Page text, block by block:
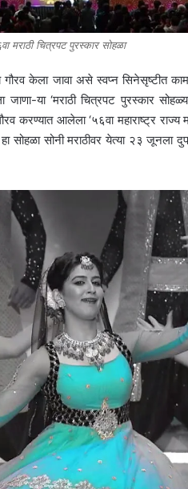
मराठी चित्रपट पुरस्कार सोह‍ळा
केला जावा असे स्वप्न सिनेसृष्टीत
या ‘मराठी चित्रपट पुरस्कार
करण्यात आलेला ‘५६वा महाराष्ट्र राज्य
सोहळा सोनी मराठीवर येत्या २३ जूनला